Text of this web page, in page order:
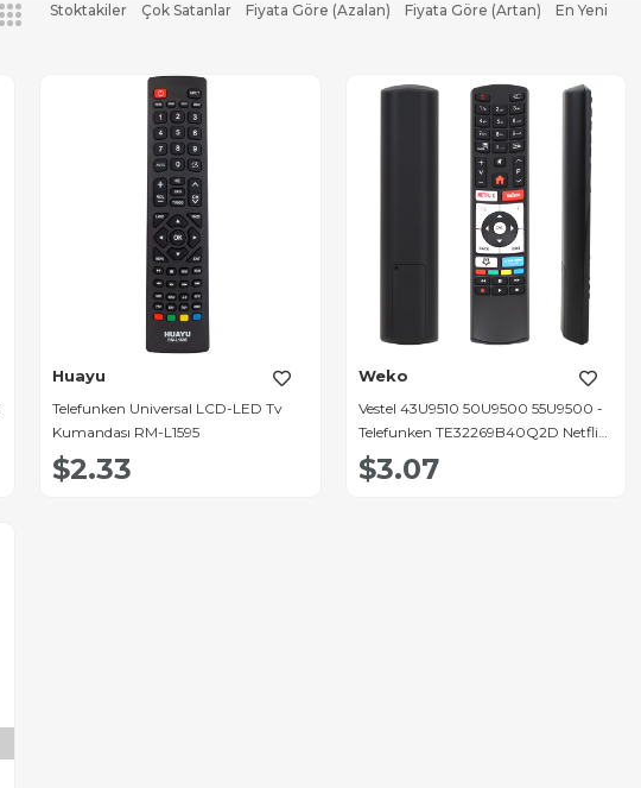
En Yeni
Fiyata Göre (Artan)
Fiyata Göre (Azalan)
Çok Satanlar
Stoktakiler
Huayu
Telefunken Universal LCD-LED Tv
Kumandası RM-L1595
$2.33
Weko
Vestel 43U9510 50U9500 55U9500 -
Telefunken TE32269B40Q2D Netflix-
Youtube-Prime Video Tuşlu Lcd-Led
Tv Kumanda
$3.07